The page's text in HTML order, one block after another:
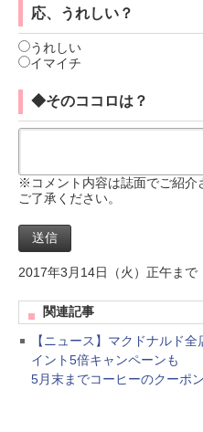
応、うれしい？
うれしい
イマイチ
◆そのココロは？
※コメント内容は誌面でご紹介
ご了承ください。
2017年3月14日（火）正午まで
関連記事
【ニュース】マクドナルド
イント5倍キャンペーンも
5月末までコーヒーのクーポ